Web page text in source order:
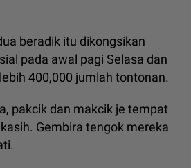
beradik itu dikongsikan
pada awal pagi Selasa dan
400,000 jumlah tontonan.
pakcik dan makcik je tempat
Gembira tengok mereka